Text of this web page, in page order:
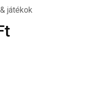
játékok